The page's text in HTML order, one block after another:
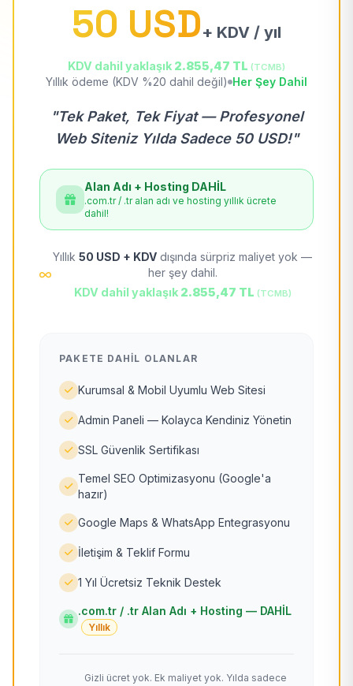
50 USD+ KDV / yıl
KDV dahil yaklaşık 2.855,47 TL (TCMB)
Yıllık ödeme (KDV %20 dahil değil) Her Şey Dahil
"Tek Paket, Tek Fiyat — Profesyonel
Web Siteniz Yılda Sadece 50 USD!"
Alan Adı + Hosting DAHİL
.com.tr / .tr alan adı ve hosting yıllık ücrete
dahil!
Yıllık 50 USD + KDV dışında sürpriz maliyet yok —
her şey dahil.
KDV dahil yaklaşık 2.855,47 TL (TCMB)
PAKETE DAHIL OLANLAR
Kurumsal & Mobil Uyumlu Web Sitesi
Admin Paneli — Kolayca Kendiniz Yönetin
SSL Güvenlik Sertifikası
Temel SEO Optimizasyonu (Google'a
hazır)
Google Maps & WhatsApp Entegrasyonu
İletişim & Teklif Formu
1 Yıl Ücretsiz Teknik Destek
.com.tr / .tr Alan Adı + Hosting — DAHİL
Yıllık
Gizli ücret yok. Ek maliyet yok. Yılda sadece